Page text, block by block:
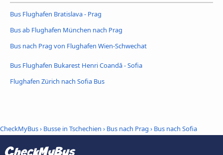
Bus Flughafen Bratislava - Prag
Bus ab Flughafen München nach Prag
Bus nach Prag von Flughafen Wien-Schwechat
Bus Flughafen Bukarest Henri Coandă - Sofia
Flughafen Zürich nach Sofia Bus
CheckMyBus› Busse in Tschechien › Bus nach Prag › Bus nach Sofia